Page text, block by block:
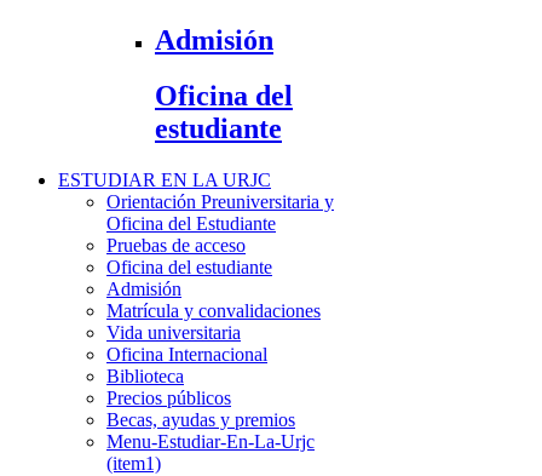
Admisión
Oficina del
estudiante
ESTUDIAR EN LA URJC
Orientación Preuniversitaria y
Oficina del Estudiante
Pruebas de acceso
Oficina del estudiante
Admisión
Matrícula y convalidaciones
Vida universitaria
Oficina Internacional
Biblioteca
Precios públicos
Becas, ayudas y premios
Menu-Estudiar-En-La-Urjc
(item1)